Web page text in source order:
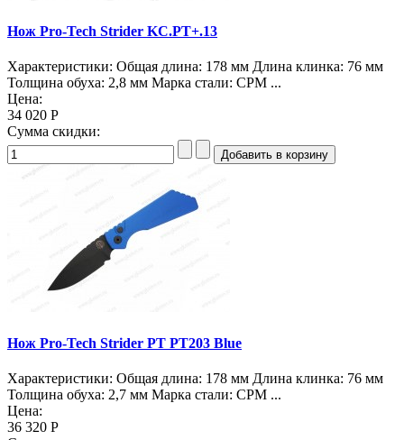
Нож Pro-Tech Strider KC.PT+.13
Характеристики: Общая длина: 178 мм Длина клинка: 76 мм
Толщина обуха: 2,8 мм Марка стали: CPM ...
Цена:
34 020 Р
Сумма скидки:
Нож Pro-Tech Strider PT PT203 Blue
Характеристики: Общая длина: 178 мм Длина клинка: 76 мм
Толщина обуха: 2,7 мм Марка стали: CPM ...
Цена:
36 320 Р